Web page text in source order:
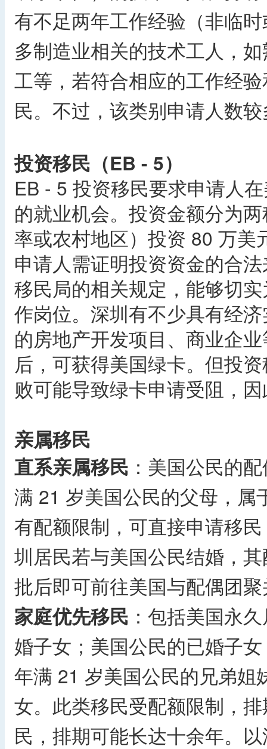
有不足两年工作经验（非临
多制造业相关的技术工人，
工等，若符合相应的工作经
民。不过，该类别申请人数
投资移民（EB - 5）
EB - 5 投资移民要求申请人
的就业机会。投资金额分为
率或农村地区）投资 80 万
申请人需证明投资资金的合
移民局的相关规定，能够切
作岗位。深圳有不少具有经
的房地产开发项目、商业企
后，可获得美国绿卡。但投
败可能导致绿卡申请受阻，
亲属移民
直系亲属移民 ：美国公民的
满 21 岁美国公民的父母，属
有配额限制，可直接申请移
圳居民若与美国公民结婚，
批后即可前往美国与配偶团
家庭优先移民 ：包括美国永
婚子女；美国公民的已婚子
年满 21 岁美国公民的兄弟
女。此类移民受配额限制，
民，排期可能长达十余年。